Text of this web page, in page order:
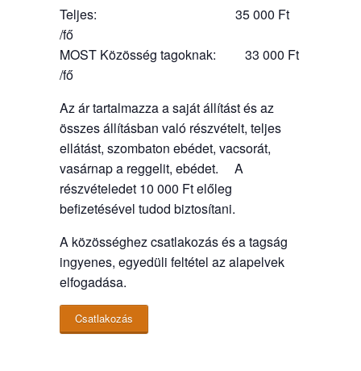
Teljes: 35 000 Ft
/fő
MOST Közösség tagoknak: 33 000 Ft
/fő
Az ár tartalmazza a saját állítást és az
összes állításban való részvételt, teljes
ellátást, szombaton ebédet, vacsorát,
vasárnap a reggelit, ebédet. A
részvételedet 10 000 Ft előleg
befizetésével tudod biztosítani.
A közösséghez csatlakozás és a tagság
ingyenes, egyedüli feltétel az alapelvek
elfogadása.
Csatlakozás